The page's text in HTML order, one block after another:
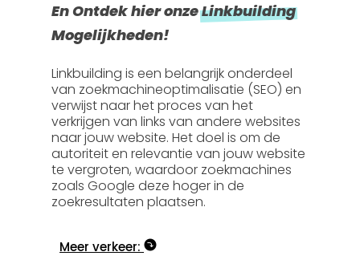
En Ontdek hier onzeLinkbuilding
Mogelijkheden!
Linkbuilding is een belangrijk onderdeel
van zoekmachineoptimalisatie (SEO) en
verwijst naar het proces van het
verkrijgen van links van andere websites
naar jouw website. Het doel is om de
autoriteit en relevantie van jouw website
te vergroten, waardoor zoekmachines
zoals Google deze hoger in de
zoekresultaten plaatsen.
Meer verkeer: